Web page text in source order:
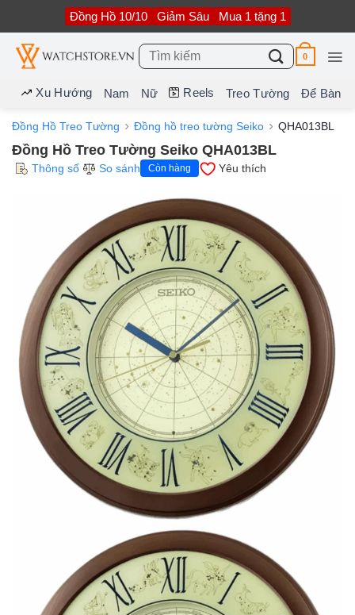
nội
dung
Đồng Hồ 10/10 Giảm Sâu Mua 1 tặng 1
Tìm
kiếm:
0
Xu Hướng Nam Nữ Reels Treo Tường Để Bàn
Đồng Hồ Treo Tường Đồng hồ treo tường Seiko QHA013BL
Đồng Hồ Treo Tường Seiko QHA013BL
Thông số So sánh Còn hàng Yêu thích